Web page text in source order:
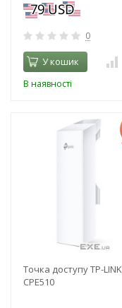
0
У кошик
В наявності
Точка доступу TP-LINK
CPE510